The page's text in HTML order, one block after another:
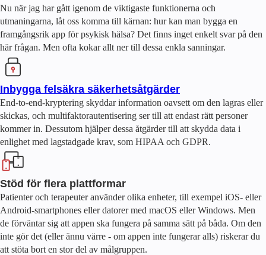
Nu när jag har gått igenom de viktigaste funktionerna och
utmaningarna, låt oss komma till kärnan: hur kan man bygga en
framgångsrik app för psykisk hälsa? Det finns inget enkelt svar på den
här frågan. Men ofta kokar allt ner till dessa enkla sanningar.
Inbygga felsäkra säkerhetsåtgärder
End-to-end-kryptering skyddar information oavsett om den lagras eller
skickas, och multifaktorautentisering ser till att endast rätt personer
kommer in. Dessutom hjälper dessa åtgärder till att skydda data i
enlighet med lagstadgade krav, som HIPAA och GDPR.
Stöd för flera plattformar
Patienter och terapeuter använder olika enheter, till exempel iOS- eller
Android-smartphones eller datorer med macOS eller Windows. Men
de förväntar sig att appen ska fungera på samma sätt på båda. Om den
inte gör det (eller ännu värre - om appen inte fungerar alls) riskerar du
att stöta bort en stor del av målgruppen.